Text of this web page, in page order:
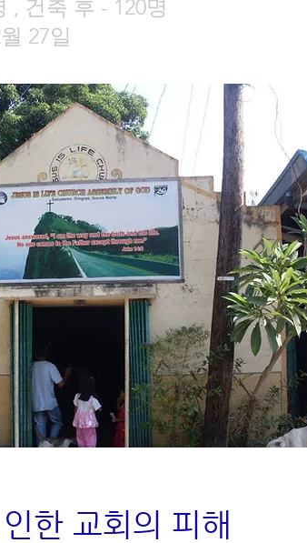
, 건축 후 - 120명
27일
한 교회의 피해